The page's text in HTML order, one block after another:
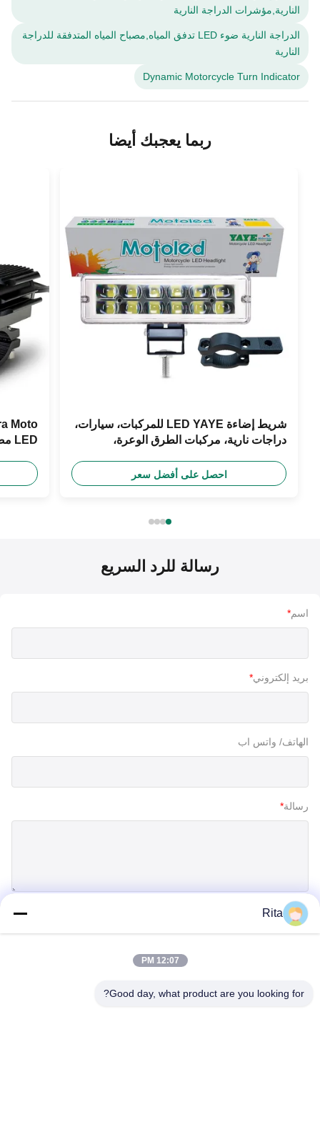
النارية,مؤشرات الدراجة النارية
الدراجة النارية ضوء LED تدفق المياه,مصباح المياه المتدفقة للدراجة
النارية
Dynamic Motorcycle Turn Indicator
ربما يعجبك أيضا
شريط إضاءة LED YAYE للمركبات، سيارات،
دراجات نارية، مركبات الطرق الوعرة،
فولت، 20 واط، أبيض/أحمر/أزرق/وردي عالمي،
6500 كلفن
احصل على أفضل سعر
رسالة للرد السريع
اسم*
بريد إلكتروني*
الهاتف/ واتس اب
رسالة*
Rita
12:07 PM
Good day, what product are you looking for?